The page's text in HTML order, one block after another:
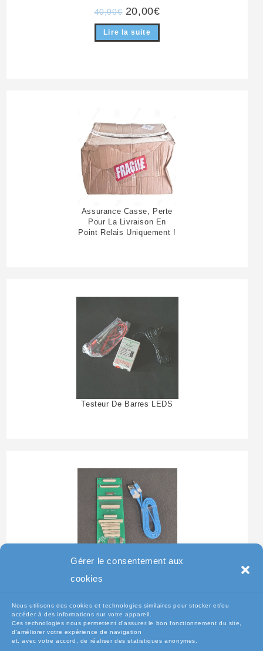
Gérer le consentement aux
cookies
Nous utilisons des cookies et technologies similaires pour stocker et/ou
accéder à des informations sur votre appareil.
Ces technologies nous permettent d’assurer le bon fonctionnement du site,
d’améliorer votre expérience de navigation
et, avec votre accord, de réaliser des statistiques anonymes.
40,00€ Le
prix
initial
était :
40,00€.
20,00€Le
actuel
20,00€.
Lire la suite
Assurance Casse, Perte
Pour La Livraison En
Point Relais Uniquement !
Testeur De Barres LEDS